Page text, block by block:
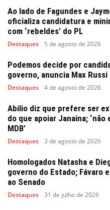
Ao lado de Fagundes e
oficializa candidatura e
com ‘rebeldes’ do PL
Destaques 5 de agosto de 2026
Podemos decide por
governo, anuncia Max Russi
Destaques 4 de agosto de 2026
Abilio diz que prefere ser
do que apoiar Janaina;
MDB’
Destaques 3 de agosto de 2026
Homologados Natasha e
governo do Estado; Fávaro
ao Senado
Destaques 31 de julho de 2026